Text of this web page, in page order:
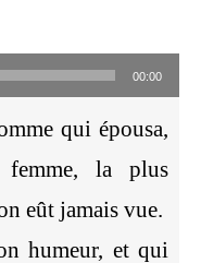
00:00
qui épousa,
femme, la plus
eût jamais vue.
humeur, et qui